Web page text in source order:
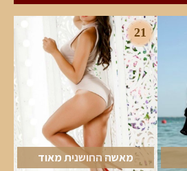
21
מאשה החושנית מאוד